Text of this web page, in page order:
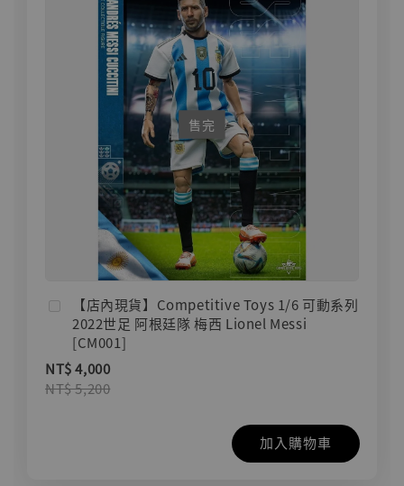
售完
【店內現貨】Competitive Toys 1/6 可動系列
2022世足 阿根廷隊 梅西 Lionel Messi
[CM001]
NT$ 4,000
NT$ 5,200
加入購物車